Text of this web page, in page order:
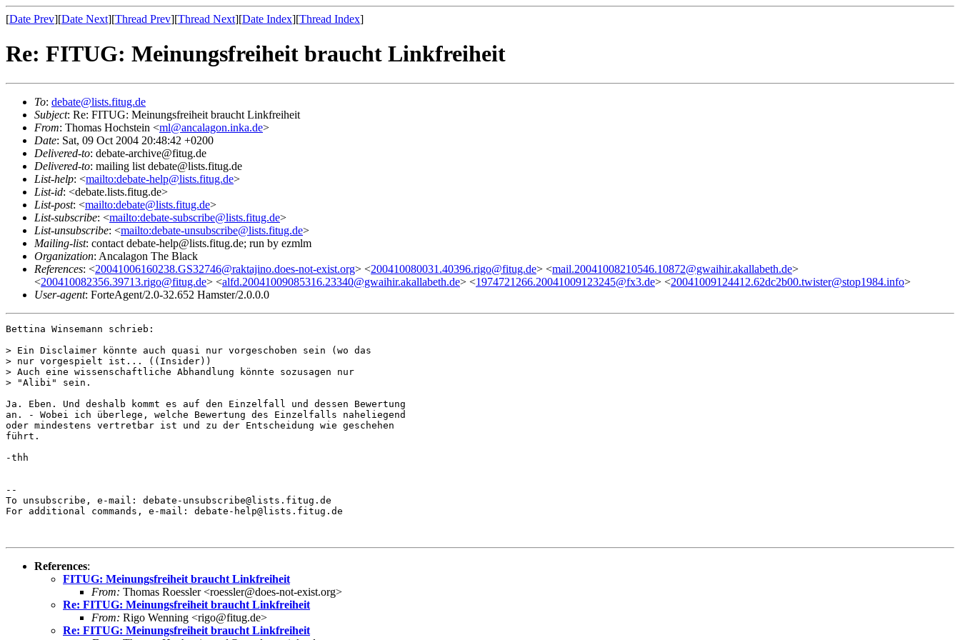
[Date Prev][Date Next][Thread Prev][Thread Next][Date Index][Thread Index]
Re: FITUG: Meinungsfreiheit braucht Linkfreiheit
To: debate@lists.fitug.de
Subject: Re: FITUG: Meinungsfreiheit braucht Linkfreiheit
From: Thomas Hochstein <ml@ancalagon.inka.de>
Date: Sat, 09 Oct 2004 20:48:42 +0200
Delivered-to: debate-archive@fitug.de
Delivered-to: mailing list debate@lists.fitug.de
List-help: <mailto:debate-help@lists.fitug.de>
List-id: <debate.lists.fitug.de>
List-post: <mailto:debate@lists.fitug.de>
List-subscribe: <mailto:debate-subscribe@lists.fitug.de>
List-unsubscribe: <mailto:debate-unsubscribe@lists.fitug.de>
Mailing-list: contact debate-help@lists.fitug.de; run by ezmlm
Organization: Ancalagon The Black
References: <20041006160238.GS32746@raktajino.does-not-exist.org> <200410080031.40396.rigo@fitug.de> <mail.20041008210546.10872@gwaihir.akallabeth.de>
<200410082356.39713.rigo@fitug.de> <alfd.20041009085316.23340@gwaihir.akallabeth.de> <1974721266.20041009123245@fx3.de> <20041009124412.62dc2b00.twister@stop1984.info>
User-agent: ForteAgent/2.0-32.652 Hamster/2.0.0.0
Bettina Winsemann schrieb:
> Ein Disclaimer könnte auch quasi nur vorgeschoben sein (wo das
> nur vorgespielt ist... ((Insider))
> Auch eine wissenschaftliche Abhandlung könnte sozusagen nur
> "Alibi" sein.
Ja. Eben. Und deshalb kommt es auf den Einzelfall und dessen Bewertung
an. - Wobei ich überlege, welche Bewertung des Einzelfalls naheliegend
oder mindestens vertretbar ist und zu der Entscheidung wie geschehen
führt.
-thh
--
To unsubscribe, e-mail: debate-unsubscribe@lists.fitug.de
For additional commands, e-mail: debate-help@lists.fitug.de
References:
FITUG: Meinungsfreiheit braucht Linkfreiheit
From: Thomas Roessler <roessler@does-not-exist.org>
Re: FITUG: Meinungsfreiheit braucht Linkfreiheit
From: Rigo Wenning <rigo@fitug.de>
Re: FITUG: Meinungsfreiheit braucht Linkfreiheit